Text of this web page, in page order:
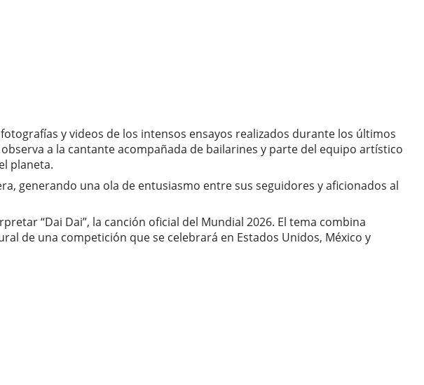
y videos de los intensos ensayos realizados durante los últimos
a la cantante acompañada de bailarines y parte del equipo artístico
planeta.
generando una ola de entusiasmo entre sus seguidores y aficionados al
“Dai Dai”, la canción oficial del Mundial 2026. El tema combina
de una competición que se celebrará en Estados Unidos, México y